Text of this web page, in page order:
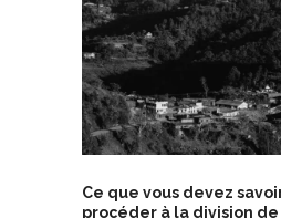
Ce que vous devez
procéder à la division